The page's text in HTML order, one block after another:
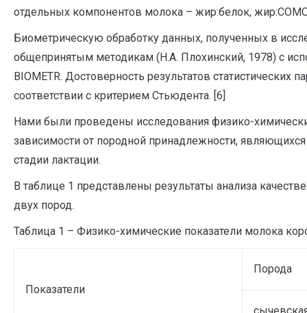
отдельных компонентов молока – жир:белок,
Биометрическую обработку данных, полученных в
общепринятым методикам (Н.А. Плохинский, 1978) с
BIOMETR. Достоверность результатов статистических
соответствии с критерием Стьюдента. [6]
Нами были проведены исследования физико-
зависимости от породной принадлежности, являющихся
стадии лактации.
В таблице 1 представлены результаты анализа
двух пород.
Таблица 1 – Физико-химические показатели молока
Показатели
Порода